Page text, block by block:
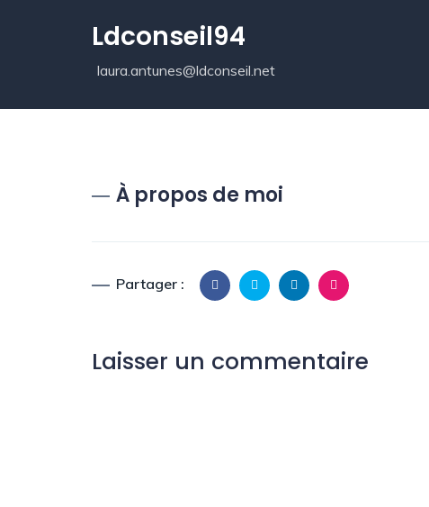
Ldconseil94
laura.antunes@ldconseil.net
À propos de moi
Partager :
Laisser un commentaire